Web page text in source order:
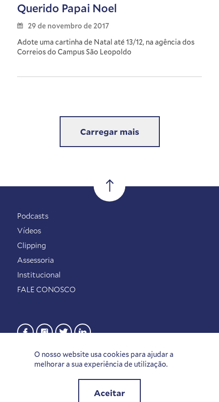
Querido Papai Noel
29 de novembro de 2017
Adote uma cartinha de Natal até 13/12, na agência dos
Correios do Campus São Leopoldo
Carregar mais
O nosso website usa cookies para ajudar a
melhorar a sua experiência de utilização.
Aceitar
Podcasts
Vídeos
Clipping
Assessoria
Institucional
FALE CONOSCO